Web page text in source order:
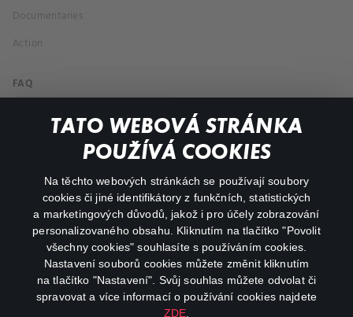
TATO WEBOVÁ STRÁNKA
POUŽÍVÁ COOKIES
Na těchto webových stránkách se používají soubory
cookies či jiné identifikátory z funkčních, statistických
a marketingových důvodů, jakož i pro účely zobrazování
personalizovaného obsahu. Kliknutím na tlačítko "Povolit
všechny cookies" souhlasíte s používáním cookies.
Nastavení souborů cookies můžete změnit kliknutím
na tlačítko "Nastavení". Svůj souhlas můžete odvolat či
spravovat a více informací o používání cookies najdete
ZDE
Documentaries
Action
FAQ
My profile
facebookinstagram
youtube